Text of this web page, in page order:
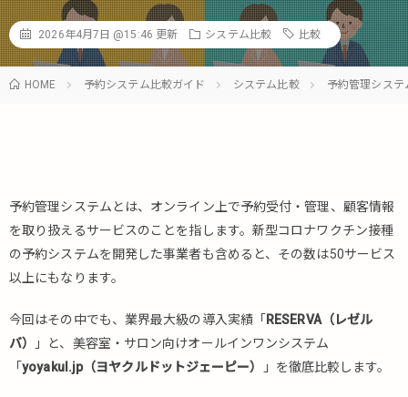
2026年4月7日 @15:46 更新 システム比較 比較
HOME 予約システム比較ガイド システム比較 予約管理シス
予約管理システムとは、オンライン上で予約受付・管理、顧客情報
を取り扱えるサービスのことを指します。新型コロナワクチン接種
の予約システムを開発した事業者も含めると、その数は50サービス
以上にもなります。
今回はその中でも、業界最大級の導入実績「 RESERVA（レゼル
バ）
」と、美容室・サロン向けオールインワンシステム
「yoyakul.jp（ヨヤクルドットジェーピー） 」を徹底比較します。